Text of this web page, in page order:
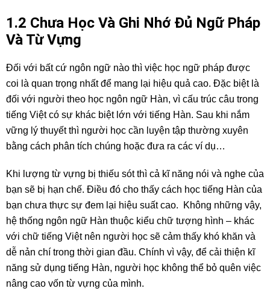
1.2 Chưa Học Và Ghi Nhớ Đủ Ngữ Pháp
Và Từ Vựng
Đối với bất cứ ngôn ngữ nào thì việc học ngữ pháp được
coi là quan trọng nhất để mang lại hiệu quả cao. Đặc biệt là
đối với người theo học ngôn ngữ Hàn, vì cấu trúc câu trong
tiếng Việt có sự khác biệt lớn với tiếng Hàn. Sau khi nắm
vững lý thuyết thì người học cần luyện tập thường xuyên
bằng cách phân tích chúng hoặc đưa ra các ví dụ…
Khi lượng từ vựng bị thiếu sót thì cả kĩ năng nói và nghe của
bạn sẽ bị hạn chế. Điều đó cho thấy cách học tiếng Hàn của
bạn chưa thực sự đem lại hiệu suất cao. Không những vậy,
hệ thống ngôn ngữ Hàn thuộc kiểu chữ tượng hình – khác
với chữ tiếng Việt nên người học sẽ cảm thấy khó khăn và
dễ nản chí trong thời gian đầu. Chính vì vậy, để cải thiện kĩ
năng sử dụng tiếng Hàn, người học không thể bỏ quên việc
nâng cao vốn từ vựng của mình.